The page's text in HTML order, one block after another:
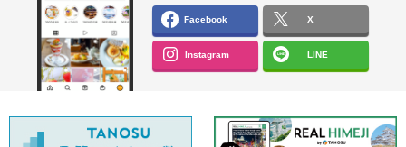
Facebook X
Instagram LINE